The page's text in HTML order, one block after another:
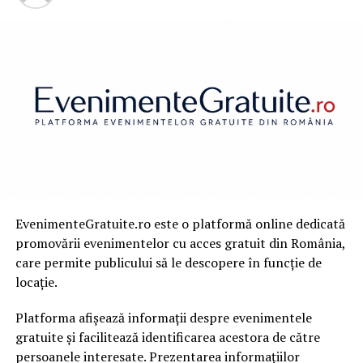
noştri sunt selectaţi cu atenţie pentru că scopul nostru
este să vă oferim cele mai bune servicii. Din acest motiv,
inspecţiilor tehnice amănunţite, înainte de curse.
Acestea se fac remarcate prin cele mai bune condiţii şi
oferă un plus de confort şi de eleganţă tuturor
pasagerilor care aleg să călătorească alături de noi.
Persoanele care aleg să lucreze cu noi pot să beneficieze
de cele mai bune oferte atunci când organizează grupuri
EvenimenteGratuite.ro este o platformă online dedicată
promovării evenimentelor cu acces gratuit din România,
care permite publicului să le descopere în funcție de
locație.
Platforma afișează informații despre evenimentele
gratuite și facilitează identificarea acestora de către
persoanele interesate. Prezentarea informațiilor